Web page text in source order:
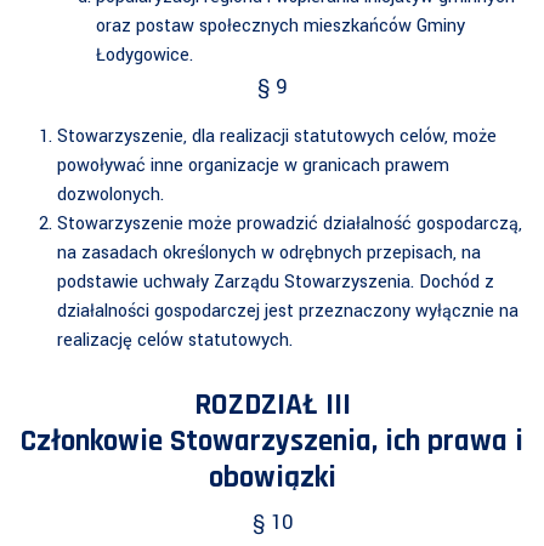
oraz postaw społecznych mieszkańców Gminy
Łodygowice.
§ 9
Stowarzyszenie, dla realizacji statutowych celów, może
powoływać inne organizacje w granicach prawem
dozwolonych.
Stowarzyszenie może prowadzić działalność gospodarczą,
na zasadach określonych w odrębnych przepisach, na
podstawie uchwały Zarządu Stowarzyszenia. Dochód z
działalności gospodarczej jest przeznaczony wyłącznie na
realizację celów statutowych.
ROZDZIAŁ III
Członkowie Stowarzyszenia, ich prawa i
obowiązki
§ 10